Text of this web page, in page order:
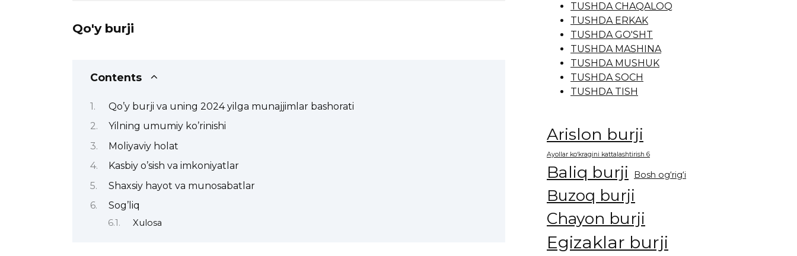
Qo'y burji
Contents
Qo’y burji va uning 2024 yilga munajjimlar bashorati
Yilning umumiy ko’rinishi
Moliyaviy holat
Kasbiy o’sish va imkoniyatlar
Shaxsiy hayot va munosabatlar
Sog’liq
Xulosa
TUSHDA CHAQALOQ
TUSHDA ERKAK
TUSHDA GO'SHT
TUSHDA MASHINA
TUSHDA MUSHUK
TUSHDA SOCH
TUSHDA TISH
Arislon burji
Ayollar ko‘kragini kattalashtirish 6
Baliq burji Bosh og‘rig‘i
Buzoq burji
Chayon burji
Egizaklar burji